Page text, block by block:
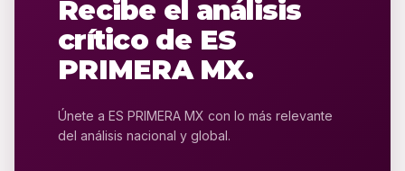
Recibe el análisis
crítico de ES
PRIMERA MX.
Únete a ES PRIMERA MX con lo más relevante
del análisis nacional y global.